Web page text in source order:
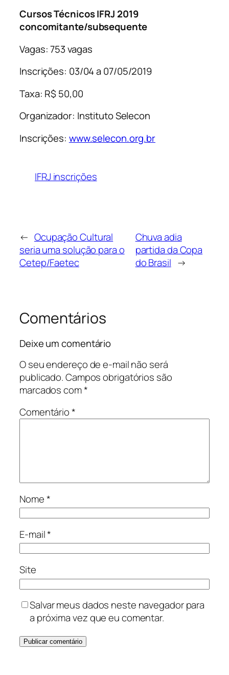
Cursos Técnicos IFRJ 2019
concomitante/subsequente
Vagas: 753 vagas
Inscrições: 03/04 a 07/05/2019
Taxa: R$ 50,00
Organizador: Instituto Selecon
Inscrições: www.selecon.org.br
IFRJ inscrições
← Ocupação Cultural
seria uma solução para o
Cetep/Faetec
Chuva adia
partida da Copa
do Brasil →
Comentários
Deixe um comentário
O seu endereço de e-mail não será
publicado.Campos obrigatórios são
marcados com*
Comentário*
Nome*
E-mail*
Site
Salvar meus dados neste navegador para
a próxima vez que eu comentar.